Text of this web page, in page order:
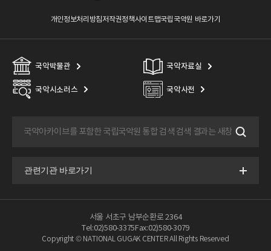
개인정보처리방침저작권정책사이트맵국립국악원 바로가기
국악박물관 국악자료실
국악시소러스 국악사전
서울 서초구 남부순환로 2364
Tel:02)580-3375Fax:02)580-3079
Copyright © NATIONAL GUGAK CENTER All Rights Reserved